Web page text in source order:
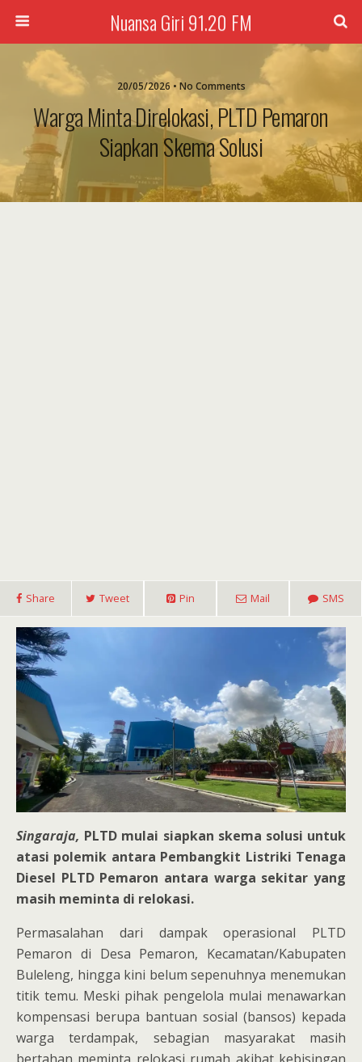
Nuansa Giri 91.20 FM
20/05/2026 • No Comments
Warga Minta Direlokasi, PLTD Pemaron
Siapkan Skema Solusi
Share Tweet Pin Mail SMS
Singaraja, PLTD mulai siapkan skema solusi untuk
atasi polemik antara Pembangkit Listriki Tenaga
Diesel PLTD Pemaron antara warga sekitar yang
masih meminta di relokasi.
Permasalahan dari dampak operasional PLTD
Pemaron di Desa Pemaron, Kecamatan/Kabupaten
Buleleng, hingga kini belum sepenuhnya menemukan
titik temu. Meski pihak pengelola mulai menawarkan
kompensasi berupa bantuan sosial (bansos) kepada
warga terdampak, sebagian masyarakat masih